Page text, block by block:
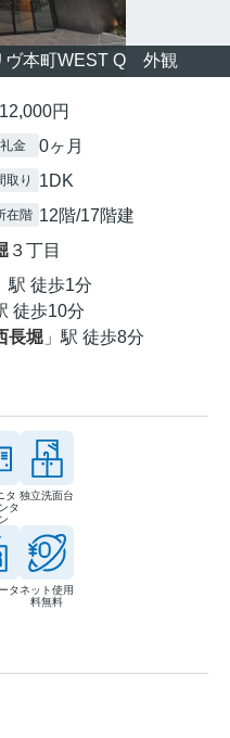
ヴ本町WEST Q 外観
円
礼金 0ヶ月
取り 1DK
在階 12階/17階建
３丁目
駅 徒歩1分
徒歩10分
長堀 」駅 徒歩8分
タ
タ
独立洗面台
タネット使用
料無料